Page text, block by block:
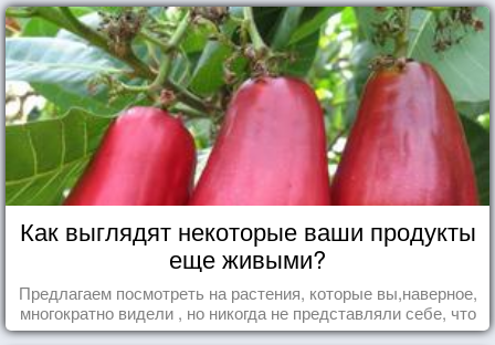
Как выглядят некоторые ваши продукты
еще живыми?
Предлагаем посмотреть на растения, которые вы,наверное,
многократно видели , но никогда не представляли себе, что
употребляете их в пищу.